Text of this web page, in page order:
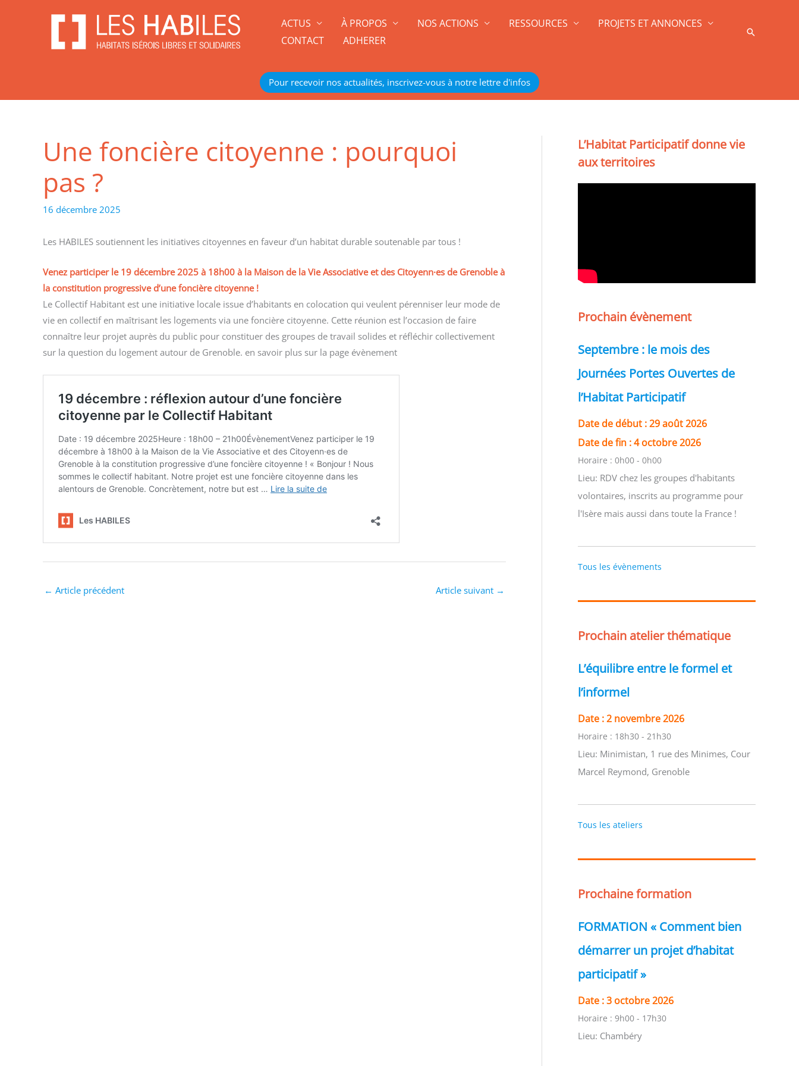
ACTUS À PROPOS NOS ACTIONS RESSOURCES
PROJETS ET ANNONCES
CONTACT
ADHERER
Pour recevoir nos actualités, inscrivez-vous à notre lettre d'infos
Une foncière citoyenne : pourquoi
pas ?
16 décembre 2025
Les HABILES soutiennent les initiatives citoyennes en faveur d’un habitat durable soutenable par tous !
Venez participer le 19 décembre 2025 à 18h00 à la Maison de la Vie Associative et des Citoyenn·es de Grenoble à
la constitution progressive d’une foncière citoyenne !
Le Collectif Habitant est une initiative locale issue d’habitants en colocation qui veulent pérenniser leur mode de
vie en collectif en maîtrisant les logements via une foncière citoyenne. Cette réunion est l’occasion de faire
connaître leur projet auprès du public pour constituer des groupes de travail solides et réfléchir collectivement
sur la question du logement autour de Grenoble. en savoir plus sur la page évènement
← Article précédent Article suivant →
L’Habitat Participatif donne vie
aux territoires
Prochain évènement
Septembre : le mois des
Journées Portes Ouvertes de
l’Habitat Participatif
Date de début :29 août 2026
Date de fin :4 octobre 2026
Horaire : 0h00 - 0h00
Lieu: RDV chez les groupes d'habitants
volontaires, inscrits au programme pour
l'Isère mais aussi dans toute la France !
Tous les évènements
Prochain atelier thématique
L’équilibre entre le formel et
l’informel
Date :2 novembre 2026
Horaire : 18h30 - 21h30
Lieu: Minimistan, 1 rue des Minimes, Cour
Marcel Reymond, Grenoble
Tous les ateliers
Prochaine formation
FORMATION « Comment bien
démarrer un projet d’habitat
participatif »
Date :3 octobre 2026
Horaire : 9h00 - 17h30
Lieu: Chambéry